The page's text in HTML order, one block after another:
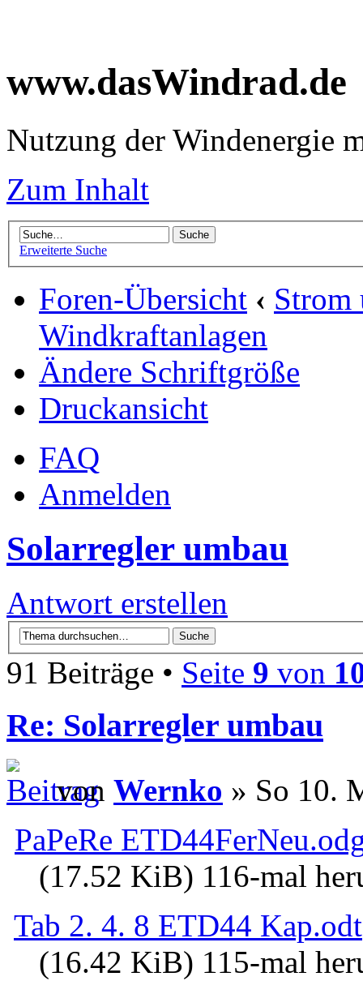
www.dasWindrad.de
Nutzung der Windenergie
Zum Inhalt
Erweiterte Suche
Foren-Übersicht ‹ Strom
Windkraftanlagen
Ändere Schriftgröße
Druckansicht
FAQ
Anmelden
Solarregler umbau
Antwort erstellen
91 Beiträge • Seite 9 von
Re: Solarregler umbau
von Wernko » So 10.
PaPeRe
(17.52 KiB) 116-mal
Tab 2. 4. 8 ETD44 Kap.odt
(16.42 KiB) 115-mal